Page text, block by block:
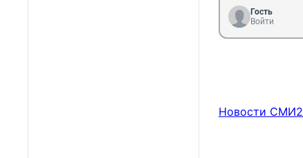
Гость
Войти
Новости СМИ2